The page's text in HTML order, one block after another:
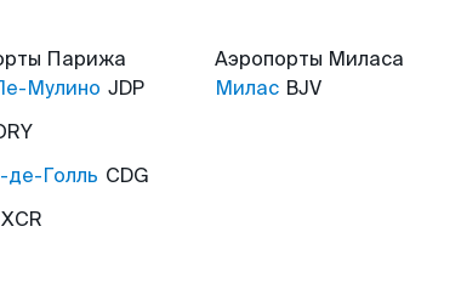
Парижа
Мулино JDP
Голль CDG
XCR
Аэропорты Миласа
Милас BJV